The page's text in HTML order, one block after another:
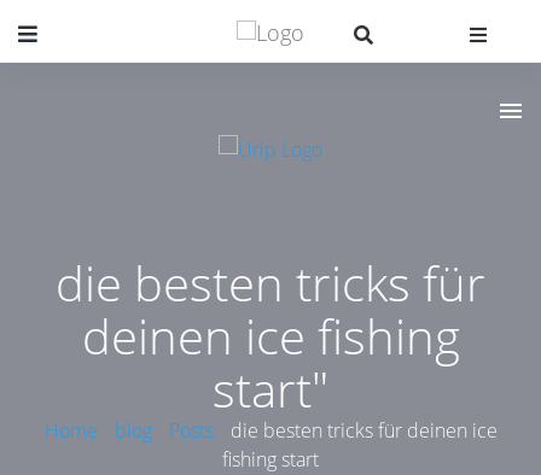
die besten tricks für
deinen ice fishing
start"
Home blog Posts
die besten tricks für deinen ice
fishing start